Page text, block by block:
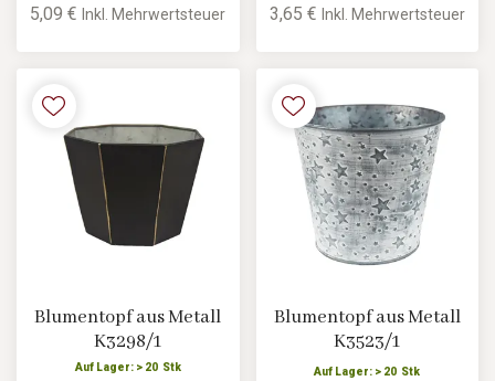
5,09 €Inkl. Mehrwertsteuer 3,65 € Inkl. Mehrwertsteuer
Blumentopf aus Metall
K3298/1
Auf Lager: > 20 Stk
Blumentopf aus Metall
K3523/1
Auf Lager: > 20 Stk